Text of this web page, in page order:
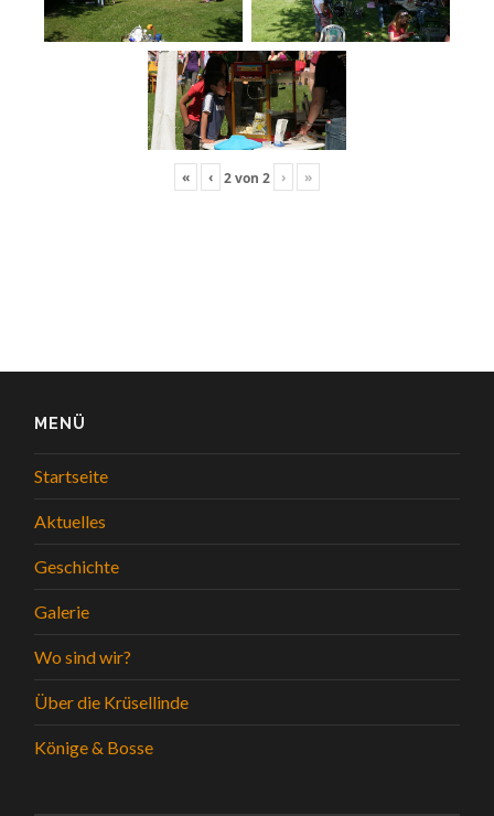
« ‹ 2von 2 › »
MENÜ
Startseite
Aktuelles
Geschichte
Galerie
Wo sind wir?
Über die Krüsellinde
Könige & Bosse